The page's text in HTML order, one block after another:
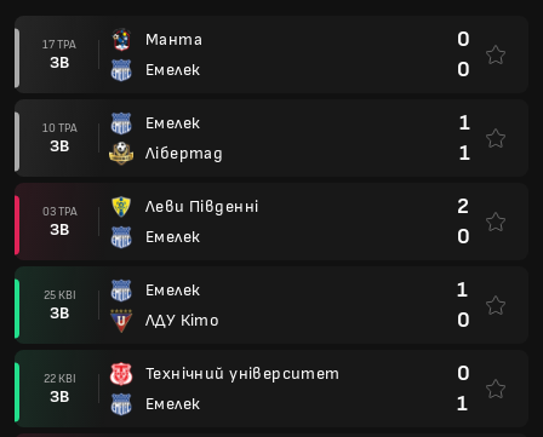
17 ТРА
ЗВ
Манта
Емелек
0
0
10 ТРА
ЗВ
Емелек
Лібертад
1
1
03 ТРА
ЗВ
Леви Південні
Емелек
2
0
25 КВІ
ЗВ
Емелек
ЛДУ Кіто
1
0
22 КВІ
ЗВ
Технічний університет
Емелек
0
1